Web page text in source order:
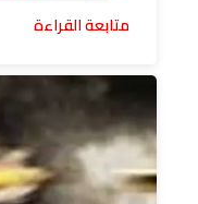
متابعة القراءة